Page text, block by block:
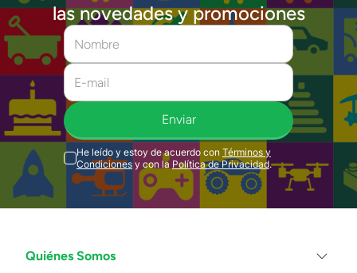
las novedades y promociones
Enviar
He leído y estoy de acuerdo con Términos y
Condiciones y con la Política de Privacidad.
Quiénes Somos